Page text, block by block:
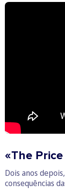
«The
Dois anos
consequências